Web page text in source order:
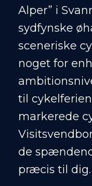
Alper” i
sydfynske
sceneriske
noget for
til
markerede
de
præcis til dig.